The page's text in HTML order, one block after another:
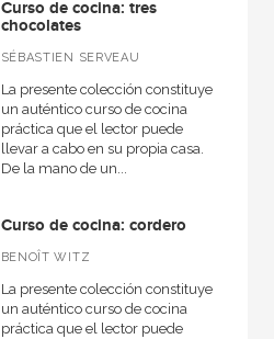
Curso de cocina: tres
chocolates
SÉBASTIEN SERVEAU
La presente colección constituye
un auténtico curso de cocina
práctica que el lector puede
llevar a cabo en su propia casa.
De la mano de un...
Curso de cocina: cordero
BENOÎT WITZ
La presente colección constituye
un auténtico curso de cocina
práctica que el lector puede